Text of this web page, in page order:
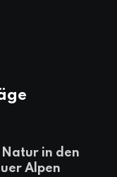
in den
Alpen